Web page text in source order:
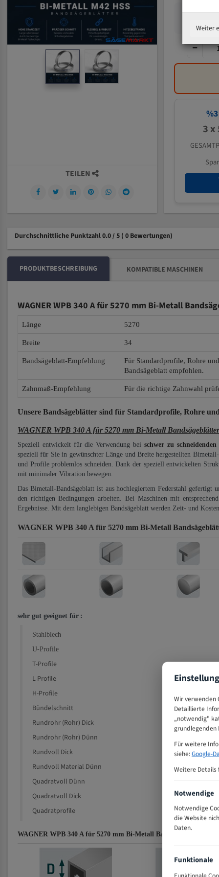
%3
3 x
TEILEN
Durchschnittliche Punktzahl 0.0 / 5 ( 0 Bewertungen)
PRODUKTBESCHREIBUNG KOMPATIBLE MASCHINEN
WAGNER WPB 340 A für 5270 mm Bi-Metall
Länge 5270
Breite 34
Bandsägeblatt-Empfehlung
Für Standardprofile, Rohre
Bandsägeblatt empfohlen.
Zahnmaß-Empfehlung Für die richtige Zahnwahl
Unsere Bandsägeblätter sind für Standardprofile, Rohre
WAGNER WPB 340 A für 5270 mm Bi-Metall Bandsägeblätter
Speziell entwickelt für die Verwendung bei schwer zu
speziell für Sie in gewünschter Länge und Breite hergestellten
und Profile problemlos schneiden. Dank der speziell entwickelten
mit minimaler Vibration bewegen.
Das Bimetall-Bandsägeblatt ist aus hochlegiertem Federstahl
den richtigen Bedingungen arbeiten. Bei Maschinen mit
Ergebnisse. Mit dem langlebigen Bandsägeblatt werden Zeit- und
WAGNER WPB 340 A für 5270 mm Bi-Metall
sehr gut geeignet für :
Stahlblech
U-Profile
T-Profile
L-Profile
H-Profile
Bündelschnitt
Rundrohr (Rohr) Dick
Rundrohr (Rohr) Dünn
Rundvoll Dick
Rundvoll Material Dünn
Quadratvoll Dünn
Quadratvoll Dick
Quadratprofile
WAGNER WPB 340 A für 5270 mm Bi-Metall Bandsägeblätter
Weiter
Wir verwenden
Detaillierte
„notwendig"
grundlegenden
Für weitere
siehe:Google-
Weitere Details
Notwendige
Notwendige
die Website
Daten.
Funktionale